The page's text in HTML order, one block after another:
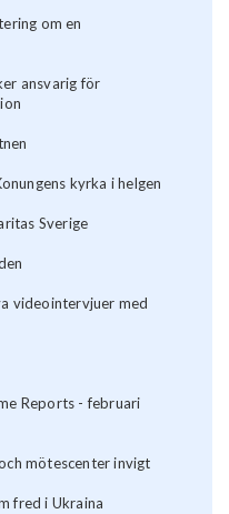
om en
ansvarig för
kyrka i helgen
Sverige
videointervjuer med
Reports - februari
mötescenter invigt
fred i Ukraina